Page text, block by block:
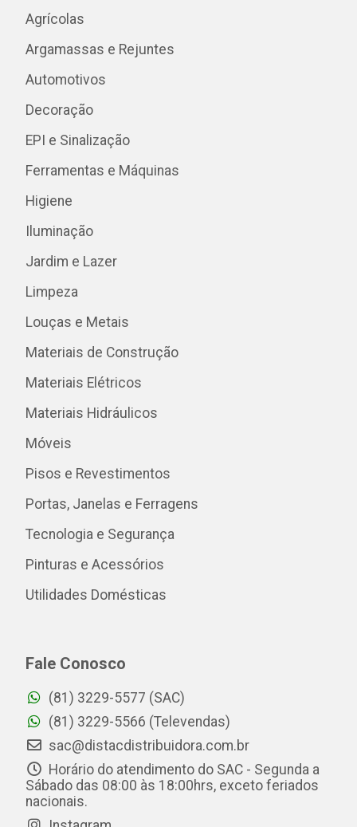
Agrícolas
Argamassas e Rejuntes
Automotivos
Decoração
EPI e Sinalização
Ferramentas e Máquinas
Higiene
Iluminação
Jardim e Lazer
Limpeza
Louças e Metais
Materiais de Construção
Materiais Elétricos
Materiais Hidráulicos
Móveis
Pisos e Revestimentos
Portas, Janelas e Ferragens
Tecnologia e Segurança
Pinturas e Acessórios
Utilidades Domésticas
Fale Conosco
(81) 3229-5577 (SAC)
(81) 3229-5566 (Televendas)
sac@distacdistribuidora.com.br
Horário do atendimento do SAC - Segunda a
Sábado das 08:00 às 18:00hrs, exceto feriados
nacionais.